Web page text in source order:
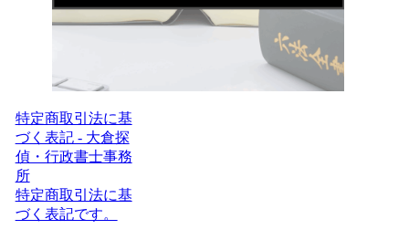
特定商取引法に基
づく表記 - 大倉探
偵・行政書士事務
所
特定商取引法に基
づく表記です。